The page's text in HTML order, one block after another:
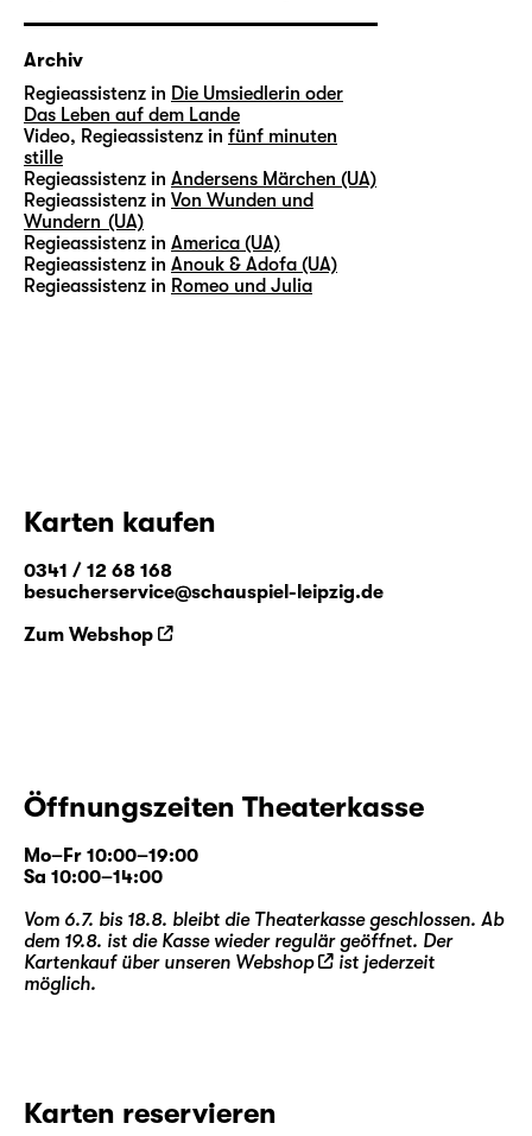
Archiv
Regieassistenz in Die Umsiedlerin oder
Das Leben auf dem Lande
Video, Regieassistenz in fünf minuten
stille
Regieassistenz in Andersens Märchen (UA)
Regieassistenz in Von Wunden und
Wundern (UA)
Regieassistenz in America (UA)
Regieassistenz in Anouk & Adofa (UA)
Regieassistenz in Romeo und Julia
Karten kaufen
0341 / 12 68 168
besucherservice@schauspiel-leipzig.de
Zum Webshop
Öffnungszeiten Theaterkasse
Mo–Fr 10:00–19:00
Sa 10:00–14:00
Vom 6.7. bis 18.8. bleibt die Theaterkasse geschlossen. Ab
dem 19.8. ist die Kasse wieder regulär geöffnet. Der
Kartenkauf über unseren Webshop
ist jederzeit
möglich.
Karten reservieren